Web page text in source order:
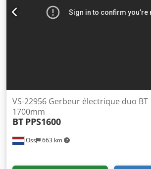
EX * Atex - Pyroban !!!! Système = Ex -
IIB Type = 2G (autorisé en ZONE 1 & 2)
Oss 663 km
VS-22956 Gerbeur électrique duo BT
1700mm
BT PPS1600